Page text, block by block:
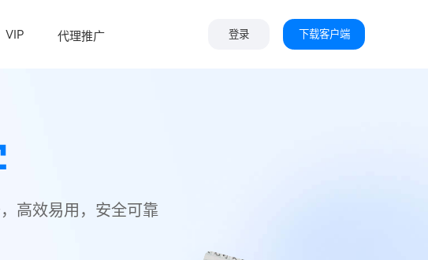
VIP 代理推广 登录 下载客户端
高效易用，安全可靠